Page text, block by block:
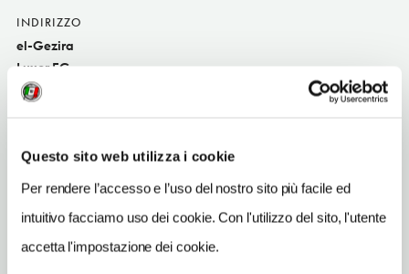
Questo sito web utilizza i cookie
Per rendere l’accesso e l’uso del nostro sito più facile ed
intuitivo facciamo uso dei cookie. Con l'utilizzo del sito, l'utente
accetta l'impostazione dei cookie.
INDIRIZZO
el-Gezira
Luxor EG
SITO WEB
TELEFONO
0952312505
NUMERO CAMERE
30